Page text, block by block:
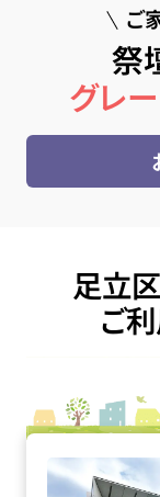
ご
祭
グレ
足立
ご
四ツ木･お花